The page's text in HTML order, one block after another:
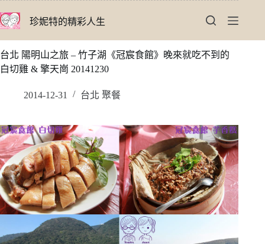
至
要
內
珍妮特的精彩人生
台北 陽明山之旅 – 竹子湖《冠宸食館》晚來就吃不到的
白切雞 & 擎天崗 20141230
2014-12-31 台北 聚餐